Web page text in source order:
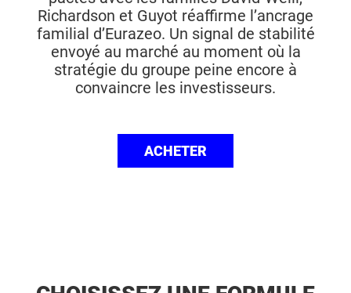
Richardson et Guyot réaffirme l’ancrage
familial d’Eurazeo. Un signal de stabilité
envoyé au marché au moment où la
stratégie du groupe peine encore à
convaincre les investisseurs.
ACHETER